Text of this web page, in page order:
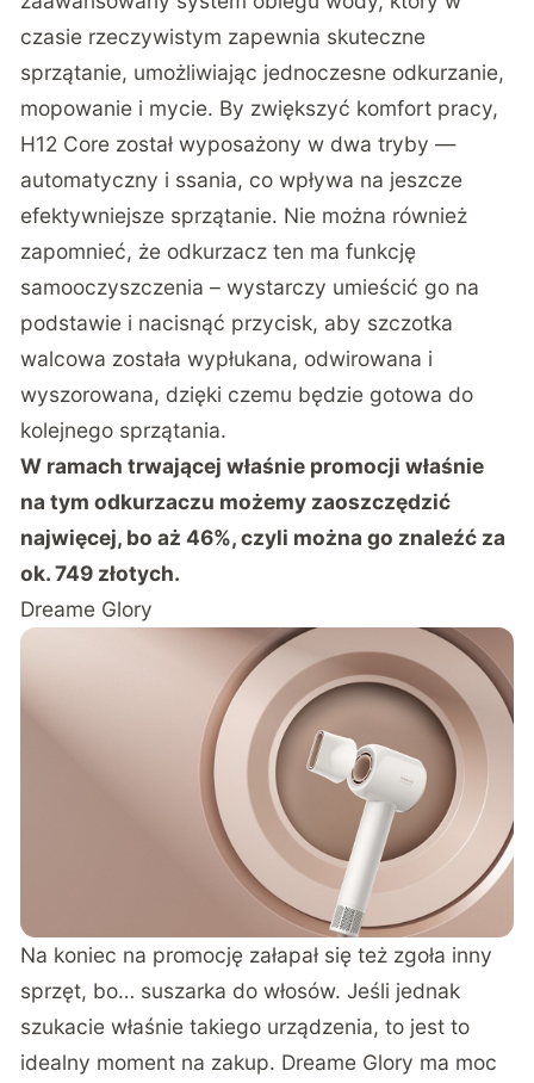
czasie rzeczywistym zapewnia skuteczne
sprzątanie, umożliwiając jednoczesne odkurzanie,
mopowanie i mycie. By zwiększyć komfort pracy,
H12 Core został wyposażony w dwa tryby —
automatyczny i ssania, co wpływa na jeszcze
efektywniejsze sprzątanie. Nie można również
zapomnieć, że odkurzacz ten ma funkcję
samooczyszczenia – wystarczy umieścić go na
podstawie i nacisnąć przycisk, aby szczotka
walcowa została wypłukana, odwirowana i
wyszorowana, dzięki czemu będzie gotowa do
kolejnego sprzątania.
W ramach trwającej właśnie promocji właśnie
na tym odkurzaczu możemy zaoszczędzić
najwięcej, bo aż 46%, czyli można go znaleźć za
ok. 749 złotych.
Dreame Glory
Na koniec na promocję załapał się też zgoła inny
sprzęt, bo… suszarka do włosów. Jeśli jednak
szukacie właśnie takiego urządzenia, to jest to
idealny moment na zakup. Dreame Glory ma moc